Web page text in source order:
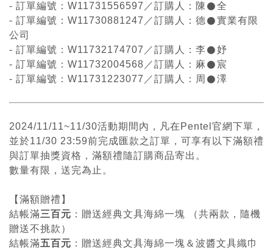
- 訂單編號：W11731556597／訂購人：陳𒊹全
- 訂單編號：W11730881247／訂購人：德𒊹實業有限
公司
- 訂單編號：W11732174707／訂購人：李𒊹妤
- 訂單編號：W11732004568／訂購人：麻𒊹宸
- 訂單編號：W11731223077／訂購人：周𒊹澤
2024/11/11~11/30活動期間內，凡在Pentel官網下單，
並於11/30 23:59前完成匯款之訂單，可享有以下滿額禮
與訂單抽獎資格，滿額禮隨訂購商品寄出。
數量有限，送完為止。
【滿額贈禮】
結帳滿三百元 ：贈送經典文具海綿一塊 （共兩款，隨機
贈送不挑款）
結帳滿五百元 ：贈送經典文具海綿一塊＆波醬文具織巾